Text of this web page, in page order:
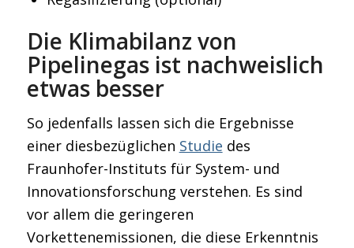
Die Klimabilanz von
Pipelinegas ist nachweislich
etwas besser
So jedenfalls lassen sich die Ergebnisse
einer diesbezüglichen Studie des
Fraunhofer-Instituts für System- und
Innovationsforschung verstehen. Es sind
vor allem die geringeren
Vorkettenemissionen, die diese Erkenntnis